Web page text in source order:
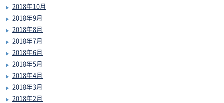
2018年10月
2018年9月
2018年8月
2018年7月
2018年6月
2018年5月
2018年4月
2018年3月
2018年2月